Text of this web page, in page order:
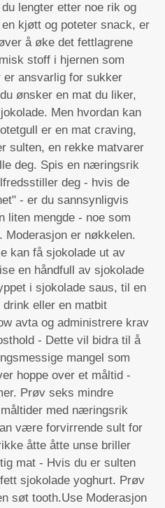
lengter etter noe rik og
kjøtt og poteter snack, er
å øke det fettlagrene
stoff i hjernen som
er ansvarlig for sukker
ønsker en mat du liker,
Men hvordan kan
er en mat craving,
sulten, en rekke matvarer
deg. Spis en næringsrik
deg - hvis de
- er du sannsynligvis
liten mengde - noe som
Moderasjon er nøkkelen.
kan få sjokolade ut av
en håndfull av sjokolade
i sjokolade saus, til en
eller en matbit
avta og administrere krav
- Dette vil bidra til å
mangel som
hoppe over et måltid -
Prøv seks mindre
med næringsrik
være forvirrende sult for
åtte åtte unse briller
mat - Hvis du er sulten
sjokolade yoghurt. Prøv
søt tooth.Use Moderasjon